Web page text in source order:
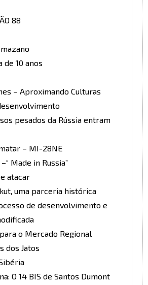
88
de 10 anos
– Aproximando Culturas
pesados da Rússia entram
– MI-28NE
Made in Russia”
atacar
uma parceria histórica
de desenvolvimento e
o Mercado Regional
dos Jatos
O 14 BIS de Santos Dumont